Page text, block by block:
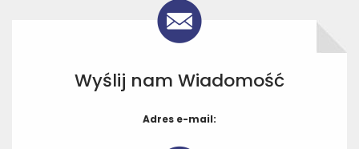
Wyślij nam Wiadomość
Adres e-mail: